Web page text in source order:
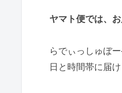
ヤマト便では、
らでぃっしゅぼ
日と時間帯に届け